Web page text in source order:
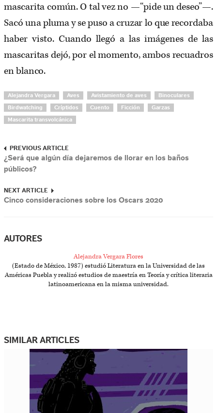
mascarita común. O tal vez no —“pide un deseo”—.
Sacó una pluma y se puso a cruzar lo que recordaba
haber visto. Cuando llegó a las imágenes de las
mascaritas dejó, por el momento, ambos recuadros
en blanco.
Alejandra Vergara Aves Avistamiento de aves Binoculares
Birdwatching Críptidos Cuento Ficción Garzas
Mascarita transvolcánica
PREVIOUS ARTICLE
¿Será que algún día dejaremos de llorar en los baños
públicos?
NEXT ARTICLE
Cinco consideraciones sobre los Oscars 2020
AUTORES
Alejandra Vergara Flores
(Estado de México, 1987) estudió Literatura en la Universidad de las
Américas Puebla y realizó estudios de maestría en Teoría y crítica literaria
latinoamericana en la misma universidad.
SIMILAR ARTICLES